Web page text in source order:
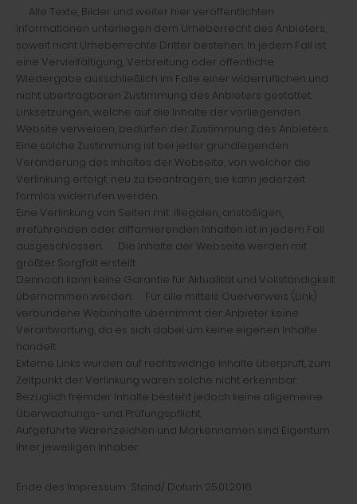
Alle Texte, Bilder und weiter hier veröffentlichten
Informationen unterliegen dem Urheberrecht des Anbieters,
soweit nicht Urheberrechte Dritter bestehen. In jedem Fall ist
eine Vervielfältigung, Verbreitung oder öffentliche
Wiedergabe ausschließlich im Falle einer widerruflichen und
nicht übertragbaren Zustimmung des Anbieters gestattet.
Linksetzungen, welche auf die Inhalte der vorliegenden
Website verweisen, bedürfen der Zustimmung des Anbieters.
Eine solche Zustimmung ist bei jeder grundlegenden
Veränderung des Inhaltes der Webseite, von welcher die
Verlinkung erfolgt, neu zu beantragen, sie kann jederzeit
formlos widerrufen werden.
Eine Verlinkung von Seiten mit illegalen, anstößigen,
irreführenden oder diffamierenden Inhalten ist in jedem Fall
ausgeschlossen. Die Inhalte der Webseite werden mit
größter Sorgfalt erstellt.
Dennoch kann keine Garantie für Aktualität und Vollständigkeit
übernommen werden. Für alle mittels Querverweis (Link)
verbundene Webinhalte übernimmt der Anbieter keine
Verantwortung, da es sich dabei um keine eigenen Inhalte
handelt.
Externe Links wurden auf rechtswidrige Inhalte überprüft, zum
Zeitpunkt der Verlinkung waren solche nicht erkennbar.
Bezüglich fremder Inhalte besteht jedoch keine allgemeine
Überwachungs- und Prüfungspflicht.
Aufgeführte Warenzeichen und Markennamen sind Eigentum
ihrer jeweiligen Inhaber.
Ende des Impressum Stand/ Datum 25.01.2016